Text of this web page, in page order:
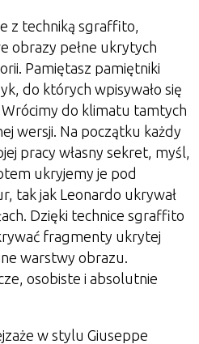
z techniką sgraffito,
obrazy pełne ukrytych
Pamiętasz pamiętniki
do których wpisywało się
do klimatu tamtych
wersji. Na początku każdy
pracy własny sekret, myśl,
ukryjemy je pod
tak jak Leonardo ukrywał
Dzięki technice sgraffito
fragmenty ukrytej
warstwy obrazu.
osobiste i absolutnie
w stylu Giuseppe